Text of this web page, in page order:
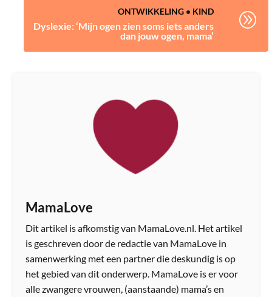
ONTWIKKELING• KIND
Dyslexie: ‘Mijn ogen zien soms iets anders
dan jouw ogen, mama’
A
MamaLove
Dit artikel is afkomstig van MamaLove.nl. Het artikel
is geschreven door de redactie van MamaLove in
samenwerking met een partner die deskundig is op
het gebied van dit onderwerp. MamaLove is er voor
alle zwangere vrouwen, (aanstaande) mama’s en